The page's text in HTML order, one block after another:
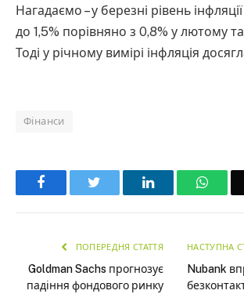
Нагадаємо – у березні рівень інфляції
до 1,5% порівняно з 0,8% у лютому та
Тоді у річному вимірі інфляція
Фінанси
Facebook LinkedIn
ПОПЕРЕДНЯ СТАТТЯ
Goldman Sachs прогнозує
падіння фондового ринку
НАСТУПНА
Nubank